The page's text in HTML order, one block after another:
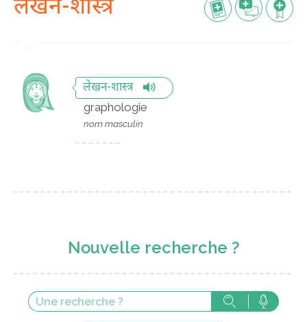
लेखन-शास्त्र
लेखन-शास्त्र
graphologie
nom masculin
Nouvelle recherche ?